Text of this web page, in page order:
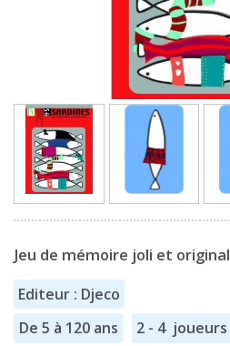
Jeu de mémoire joli et original
Editeur : Djeco
De 5 à 120 ans
2 - 4 joueurs